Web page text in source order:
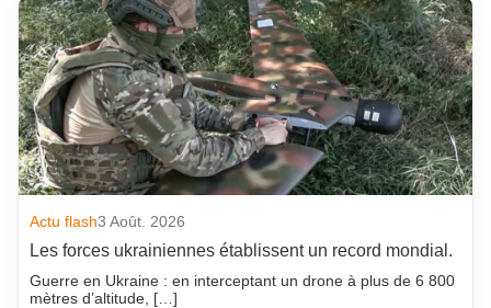
Actu flash3 Août. 2026
Les forces ukrainiennes établissent un record mondial.
Guerre en Ukraine : en interceptant un drone à plus de 6 800
mètres d’altitude, […]